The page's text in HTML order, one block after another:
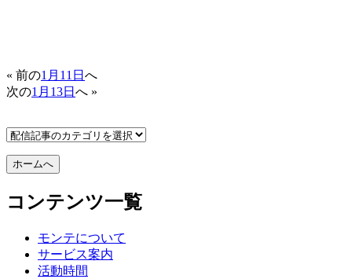
« 前の1月11日 へ
次の1月13日 へ »
コンテンツ一覧
モンテについて
サービス案内
活動時間